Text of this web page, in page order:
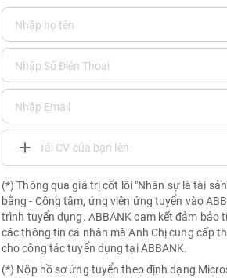
Tải CV của bạn lên
(*) Thông qua giá trị cốt lõi "Nhân sự là tài
bằng - Công tâm, ứng viên ứng tuyển vào
trình tuyển dụng. ABBANK cam kết đảm bảo
các thông tin cá nhân mà Anh Chị cung cấp
cho công tác tuyển dụng tại ABBANK.
(*) Nộp hồ sơ ứng tuyển theo định dạng